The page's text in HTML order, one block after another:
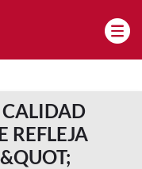
REFLEJA